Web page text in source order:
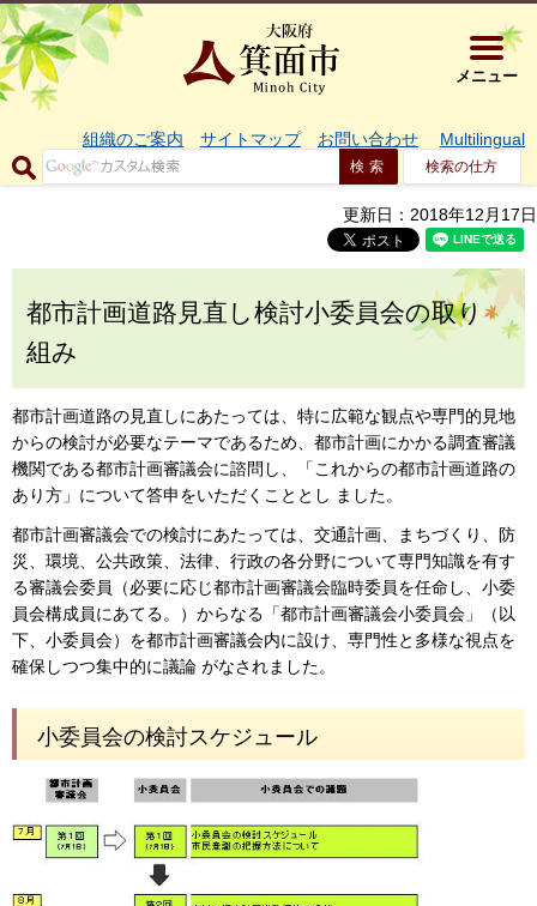
大阪府箕
メニュー
組織のご案内 サイトマップ お問い合わせ Multilingual
検索の仕方
更新日：2018年12月17日
都市計画道路見直し検討小委員会の取り
組み
都市計画道路の見直しにあたっては、特に広範な観点や専門的見地
からの検討が必要なテーマであるため、都市計画にかかる調査審議
機関である都市計画審議会に諮問し、「これからの都市計画道路の
あり方」について答申をいただくこととし ました。
都市計画審議会での検討にあたっては、交通計画、まちづくり、防
災、環境、公共政策、法律、行政の各分野について専門知識を有す
る審議会委員（必要に応じ都市計画審議会臨時委員を任命し、小委
員会構成員にあてる。）からなる「都市計画審議会小委員会」（以
下、小委員会）を都市計画審議会内に設け、専門性と多様な視点を
確保しつつ集中的に議論 がなされました。
小委員会の検討スケジュール